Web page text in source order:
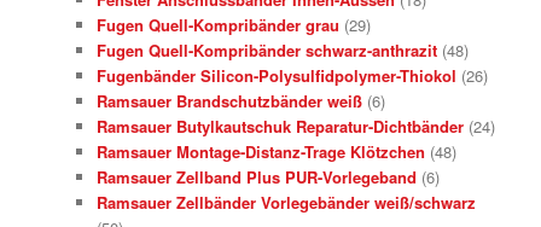
Fugen Quell-Kompribänder grau (29)
Fugen Quell-Kompribänder schwarz-anthrazit (48)
Fugenbänder Silicon-Polysulfidpolymer-Thiokol (26)
Ramsauer Brandschutzbänder weiß (6)
Ramsauer Butylkautschuk Reparatur-Dichtbänder (24)
Ramsauer Montage-Distanz-Trage Klötzchen (48)
Ramsauer Zellband Plus PUR-Vorlegeband (6)
Ramsauer Zellbänder Vorlegebänder weiß/schwarz